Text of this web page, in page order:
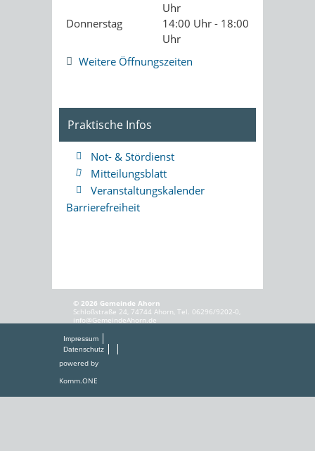
Uhr
Donnerstag
14:00 Uhr - 18:00
Uhr
Weitere Öffnungszeiten
Praktische Infos
Not- & Stördienst
Mitteilungsblatt
Veranstaltungskalender
Barrierefreiheit
© 2026 Gemeinde Ahorn
Schloßstraße 24, 74744 Ahorn, Tel. 06296/9202-0,
info@GemeindeAhorn.de
Impressum
Datenschutz
powered by
Komm.ONE